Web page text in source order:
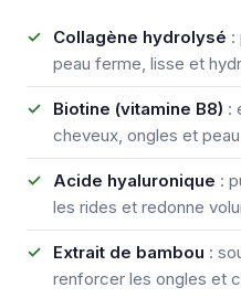
Collagène hydrolysé :
peau ferme, lisse et
Biotine (vitamine B8) :
cheveux, ongles et peau
Acide hyaluronique :
les rides et redonne
Extrait de bambou :
renforcer les ongles et